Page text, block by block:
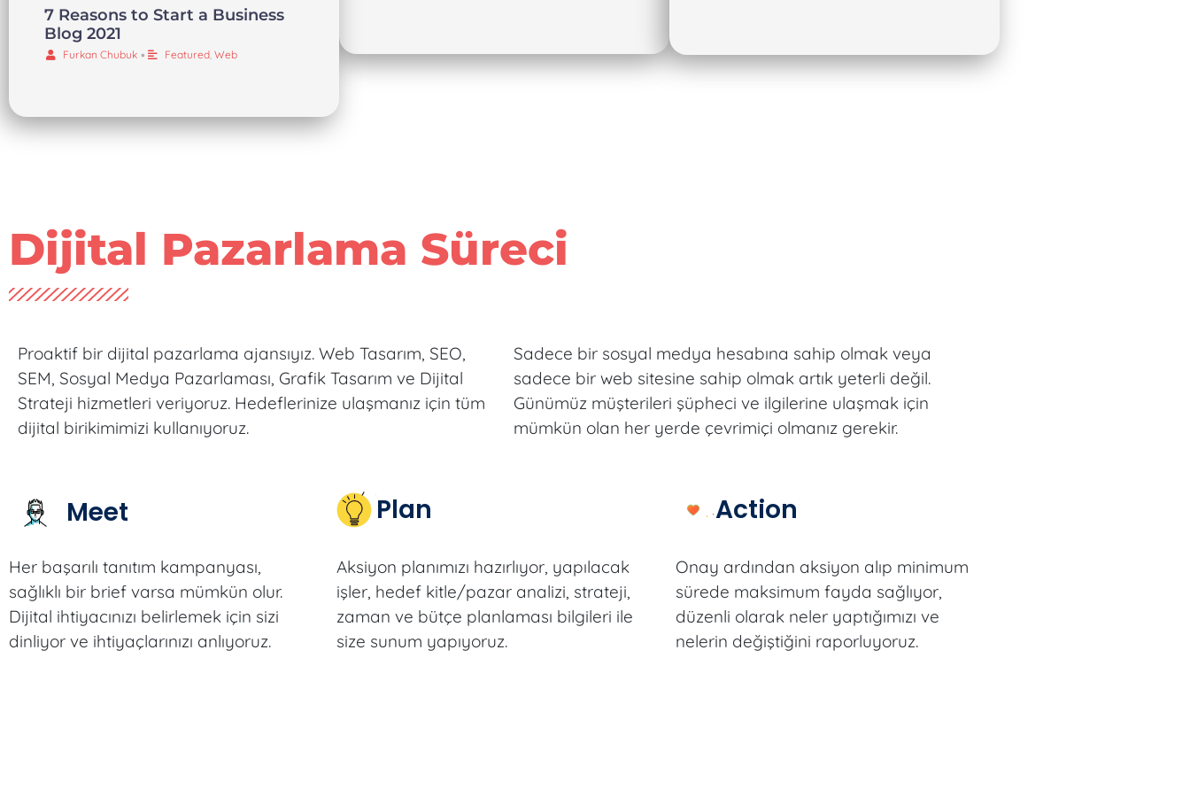
7 Reasons to Start a Business
Blog 2021
Furkan Chubuk • Featured Web
Dijital Pazarlama Süreci
Proaktif bir dijital pazarlama ajansıyız. Web Tasarım, SEO,
SEM, Sosyal Medya Pazarlaması, Grafik Tasarım ve Dijital
Strateji hizmetleri veriyoruz. Hedeflerinize ulaşmanız için tüm
dijital birikimimizi kullanıyoruz.
Sadece bir sosyal medya hesabına sahip olmak veya
sadece bir web sitesine sahip olmak artık yeterli değil.
Günümüz müşterileri şüpheci ve ilgilerine ulaşmak için
mümkün olan her yerde çevrimiçi olmanız gerekir.
Meet
Her başarılı tanıtım kampanyası,
sağlıklı bir brief varsa mümkün olur.
Dijital ihtiyacınızı belirlemek için sizi
dinliyor ve ihtiyaçlarınızı anlıyoruz.
Plan
Aksiyon planımızı hazırlıyor, yapılacak
işler, hedef kitle/pazar analizi, strateji,
zaman ve bütçe planlaması bilgileri ile
size sunum yapıyoruz.
Action
Onay ardından aksiyon alıp minimum
sürede maksimum fayda sağlıyor,
düzenli olarak neler yaptığımızı ve
nelerin değiştiğini raporluyoruz.